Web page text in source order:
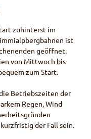
zuhinterst im
ist
geöffnet.
von Mittwoch bis
zum Start.
Betriebszeiten der
Regen, Wind
der Fall sein.